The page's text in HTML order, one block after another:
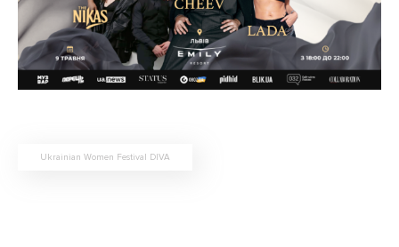
Ukrainian Women Festival DIVA